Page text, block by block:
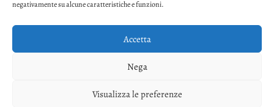
negativamente su alcune caratteristiche e funzioni.
Accetta
Nega
Visualizza le preferenze